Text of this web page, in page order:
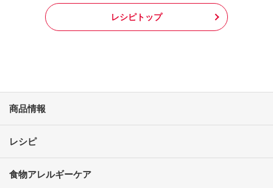
レシピトップ
商品情報
レシピ
食物アレルギーケア